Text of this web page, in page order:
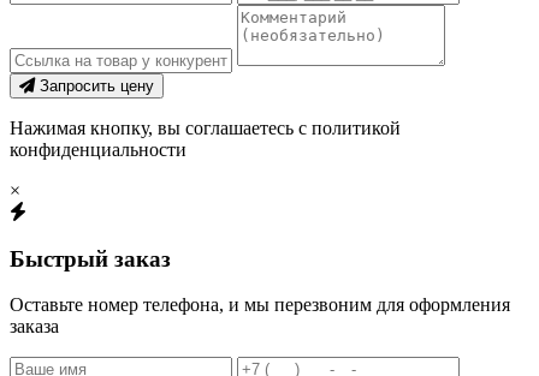
Запросить цену
Нажимая кнопку, вы соглашаетесь с политикой
конфиденциальности
×
Быстрый заказ
Оставьте номер телефона, и мы перезвоним для оформления
заказа